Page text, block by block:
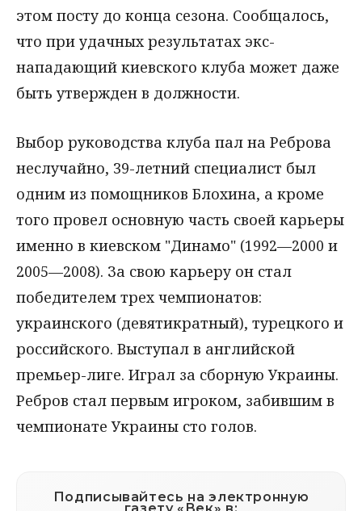
этом посту до конца сезона. Сообщалось,
что при удачных результатах экс-
нападающий киевского клуба может даже
быть утвержден в должности.
Выбор руководства клуба пал на Реброва
неслучайно, 39-летний специалист был
одним из помощников Блохина, а кроме
того провел основную часть своей карьеры
именно в киевском "Динамо" (1992—2000 и
2005—2008). За свою карьеру он стал
победителем трех чемпионатов:
украинского (девятикратный), турецкого и
российского. Выступал в английской
премьер-лиге. Играл за сборную Украины.
Ребров стал первым игроком, забившим в
чемпионате Украины сто голов.
Подписывайтесь на электронную